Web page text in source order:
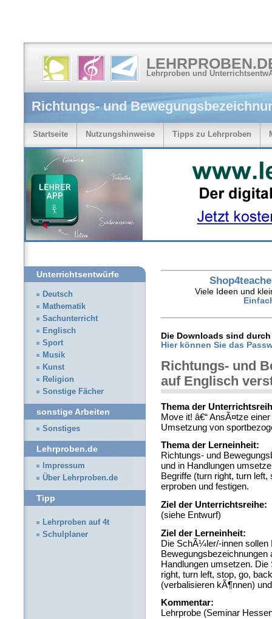
Lehrproben und
Richtungs- und
Startseite Nutzungshinweise Tipps zu Lehrproben
Viele Ideen und
Die Downloads sind
Hier können Sie das
Richtungs- und
auf Englisch
Thema der
Move it! â€“ AnsÃ¤tze
Umsetzung von
Thema der Lerneinheit:
Richtungs- und
und in Handlungen
Begriffe (turn right, turn
erproben und festigen.
Ziel der Unterrichtsreihe:
(siehe Entwurf)
Ziel der Lerneinheit:
Die SchÃ¼ler/-innen sollen
Handlungen umsetzen.
right, turn left, stop, go,
(verbalisieren kÃ¶nnen)
Kommentar:
Lehrprobe (Seminar
Unterrichtsentwürfe
Deutsch
Mathematik
Sachunterricht
Englisch
Sport
Musik
Kunst
Religion
Sonstige Fächer
sonstige Arbeiten
Sonstiges
Lehrproben.de
Impressum
Über Lehrproben.de
Tipp
Lehrproben auf 4t
Schulplaner